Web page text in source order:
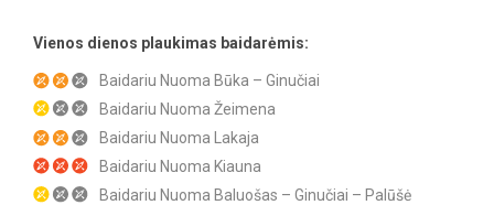
Vienos dienos plaukimas baidarėmis:
Baidariu Nuoma Būka – Ginučiai
Baidariu Nuoma Žeimena
Baidariu Nuoma Lakaja
Baidariu Nuoma Kiauna
Baidariu Nuoma Baluošas – Ginučiai – Palūšė